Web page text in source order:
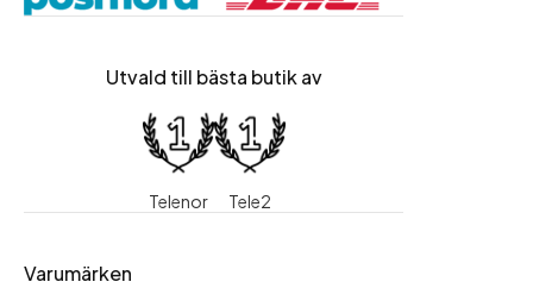
Utvald till bästa butik av
Telenor Tele2
Varumärken